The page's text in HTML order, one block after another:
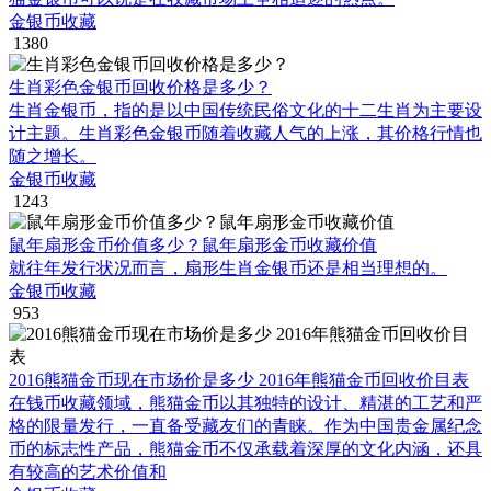
金银币收藏
1380
生肖彩色金银币回收价格是多少？
生肖金银币，指的是以中国传统民俗文化的十二生肖为主要设
计主题。生肖彩色金银币随着收藏人气的上涨，其价格行情也
随之增长。
金银币收藏
1243
鼠年扇形金币价值多少？鼠年扇形金币收藏价值
就往年发行状况而言，扇形生肖金银币还是相当理想的。
金银币收藏
953
2016熊猫金币现在市场价是多少 2016年熊猫金币回收价目表
在钱币收藏领域，熊猫金币以其独特的设计、精湛的工艺和严
格的限量发行，一直备受藏友们的青睐。作为中国贵金属纪念
币的标志性产品，熊猫金币不仅承载着深厚的文化内涵，还具
有较高的艺术价值和